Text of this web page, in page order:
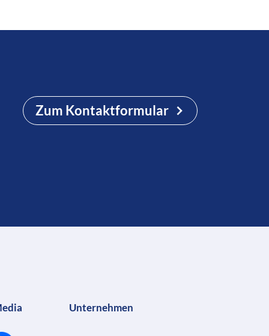
Zum Kontaktformular
Unternehmen